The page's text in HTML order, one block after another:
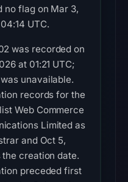
no flag on Mar 3,
UTC.
was recorded on
at 01:21 UTC;
unavailable.
records for the
Web Commerce
Limited as
and Oct 5,
the creation date.
preceded first